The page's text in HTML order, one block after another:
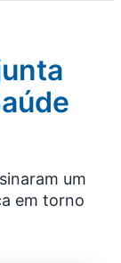
um
em torno